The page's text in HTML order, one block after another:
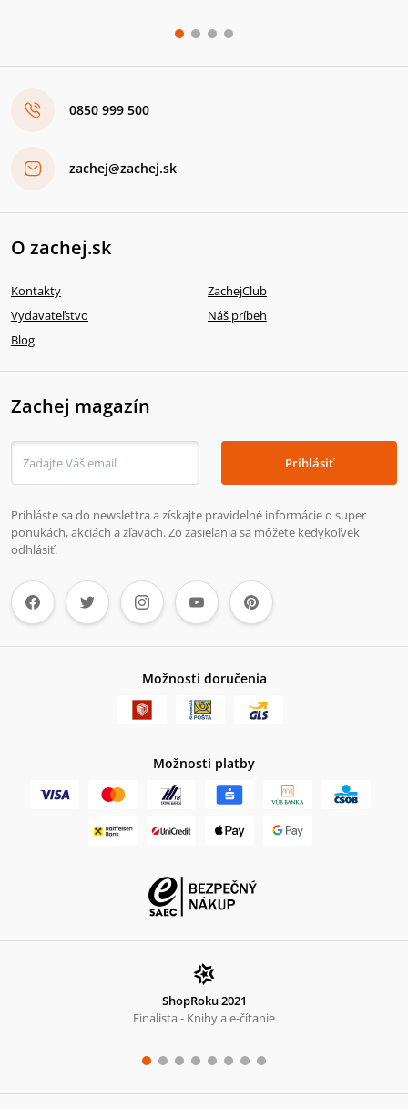
0850 999 500
zachej@zachej.sk
O zachej.sk
Kontakty
ZachejClub
Vydavateľstvo
Náš príbeh
Blog
Zachej magazín
Prihlásiť
Prihláste sa do newslettra a získajte pravidelné informácie o super
ponukách, akciách a zľavách. Zo zasielania sa môžete kedykoľvek
odhlásiť.
Možnosti doručenia
Možnosti platby
ShopRoku 2021
Finalista - Knihy a e-čítanie